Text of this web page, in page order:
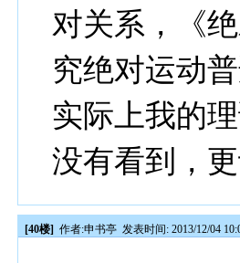
对关系，《
究绝对运动普
实际上我的
没有看到，
[40楼] 作者:申书亭 发表时间: 2013/12/04